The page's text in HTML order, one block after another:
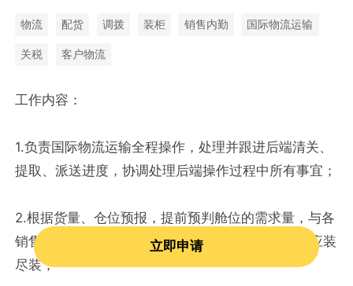
物流 配货 调拨 装柜 销售内勤 国际物流运输
关税 客户物流
工作内容：
1.负责国际物流运输全程操作，处理并跟进后端清关、
提取、派送进度，协调处理后端操作过程中所有事宜；
2.根据货量、仓位预报，提前预判舱位的需求量，与各
销售达成密切沟通，从而下达订舱订柜订单，确保应装
尽装；
立即申请